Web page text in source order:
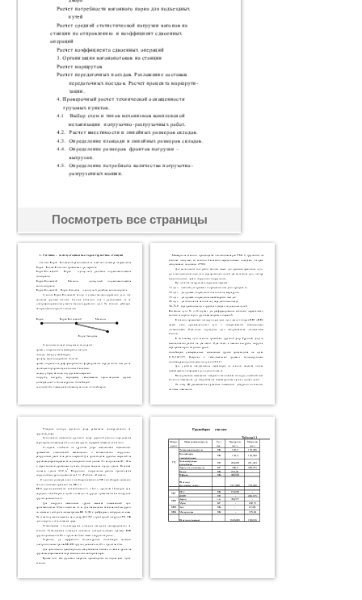
Посмотреть все страницы